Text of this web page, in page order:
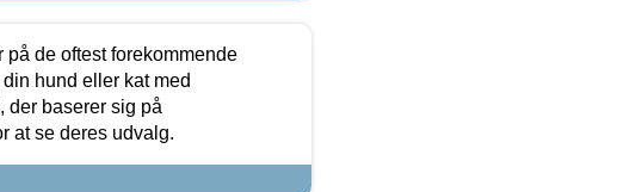
de oftest forekommende
hund eller kat med
der baserer sig på
at se deres udvalg.